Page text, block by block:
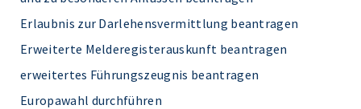
Erlaubnis zur Darlehensvermittlung beantragen
Erweiterte Melderegisterauskunft beantragen
erweitertes Führungszeugnis beantragen
Europawahl durchführen